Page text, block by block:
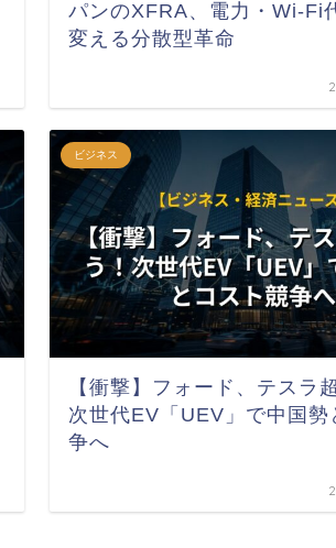
パンのXFRA、電力・Wi-Fi
変える分散型革命
ビジネス
【衝撃】フォード、テスラ
次世代EV「UEV」で中国勢
争へ